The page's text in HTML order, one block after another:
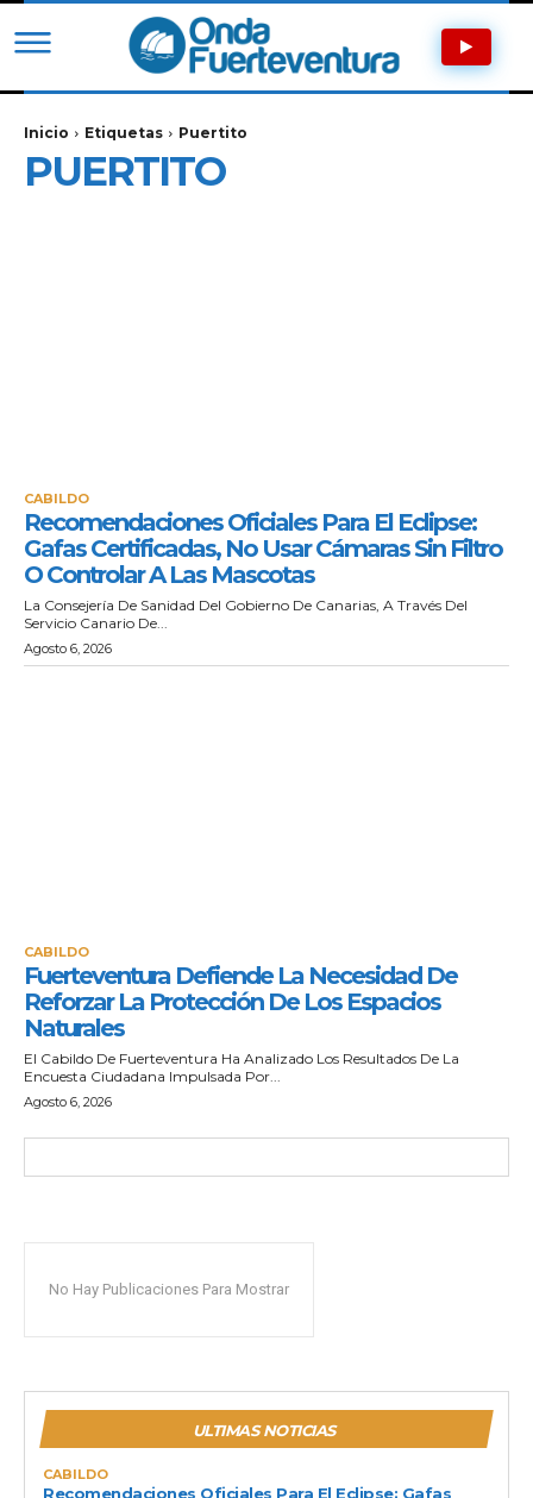
Inicio Etiquetas Puertito
PUERTITO
CABILDO
Recomendaciones Oficiales Para El Eclipse:
Gafas Certificadas, No Usar Cámaras Sin Filtro
O Controlar A Las Mascotas
La Consejería De Sanidad Del Gobierno De Canarias, A Través Del
Servicio Canario De...
Agosto 6, 2026
CABILDO
Fuerteventura Defiende La Necesidad De
Reforzar La Protección De Los Espacios
Naturales
El Cabildo De Fuerteventura Ha Analizado Los Resultados De La
Encuesta Ciudadana Impulsada Por...
Agosto 6, 2026
No Hay Publicaciones Para Mostrar
ULTIMAS NOTICIAS
CABILDO
Recomendaciones Oficiales Para El Eclipse: Gafas